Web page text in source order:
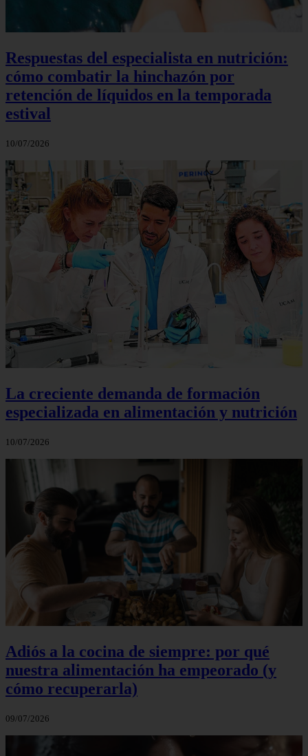
Respuestas del especialista en nutrición:
cómo combatir la hinchazón por
retención de líquidos en la temporada
estival
10/07/2026
La creciente demanda de formación
especializada en alimentación y nutrición
10/07/2026
Adiós a la cocina de siempre: por qué
nuestra alimentación ha empeorado (y
cómo recuperarla)
09/07/2026